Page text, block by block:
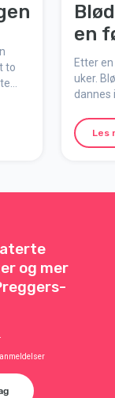
to
en
Etter
uker.
dannes
Les
og mer